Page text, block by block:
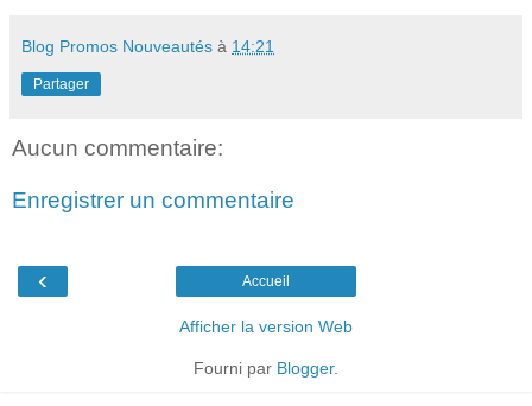
Blog Promos Nouveautés à 14:21
Partager
Aucun commentaire:
Enregistrer un commentaire
‹ Accueil
Afficher la version Web
Fourni par Blogger.